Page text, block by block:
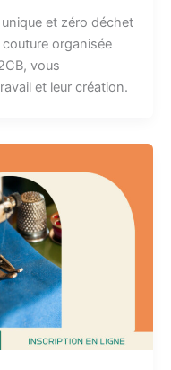
et zéro déchet
couture organisée
vous
et leur création.